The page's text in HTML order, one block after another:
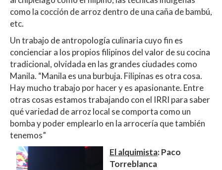
como la cocción de arroz dentro de una caña de bambú,
etc.
Un trabajo de antropología culinaria cuyo fin es
concienciar a los propios filipinos del valor de su cocina
tradicional, olvidada en las grandes ciudades como
Manila. “Manila es una burbuja. Filipinas es otra cosa.
Hay mucho trabajo por hacer y es apasionante. Entre
otras cosas estamos trabajando con el IRRI para saber
qué variedad de arroz local se comporta como un
bomba y poder emplearlo en la arrocería que también
tenemos”
El alquimista: Paco
Torreblanca